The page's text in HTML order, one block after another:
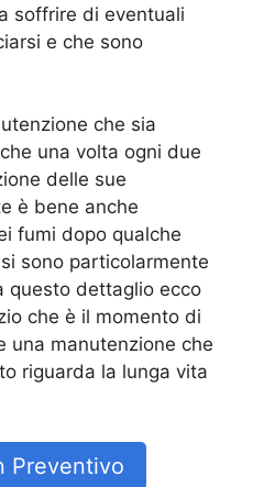
soffrire di eventuali
e che sono
che sia
una volta ogni due
delle sue
è bene anche
fumi dopo qualche
sono particolarmente
questo dettaglio ecco
che è il momento di
una manutenzione che
riguarda la lunga vita
Preventivo